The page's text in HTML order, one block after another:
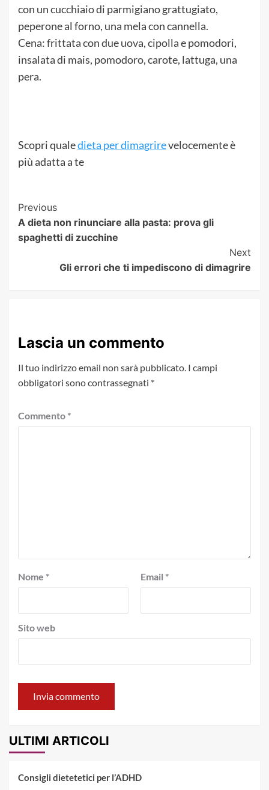
con un cucchiaio di parmigiano grattugiato,
peperone al forno, una mela con cannella.
Cena: frittata con due uova, cipolla e pomodori,
insalata di mais, pomodoro, carote, lattuga, una
pera.
Scopri qualedieta per dimagrirevelocemente è
più adatta a te
Post
Navigation
Previous
A dieta non rinunciare alla pasta: prova gli
spaghetti di zucchine
Next
Gli errori che ti impediscono di dimagrire
Lascia un commento
Il tuo indirizzo email non sarà pubblicato. I campi
obbligatori sono contrassegnati *
Commento *
Nome * Email *
Sito web
ULTIMI ARTICOLI
Consigli dietetetici per l’ADHD